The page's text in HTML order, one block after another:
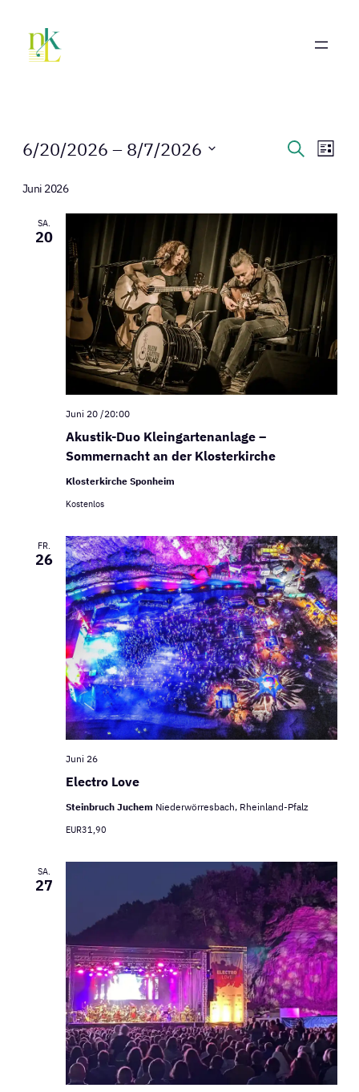
Veranstaltungen SucheListe
6/20/2026 – 8/7/2026
wählen.
Juni 2026
SA.
20
Akustik-Duo Kleingartenanlage –
Sommernacht an der Klosterkirche
Juni 20 /20:00
Klosterkirche Sponheim
Kostenlos
FR.
26
Electro Love
Juni 26
Steinbruch Juchem Niederwörresbach, Rheinland-Pfalz
EUR31,90
SA.
27